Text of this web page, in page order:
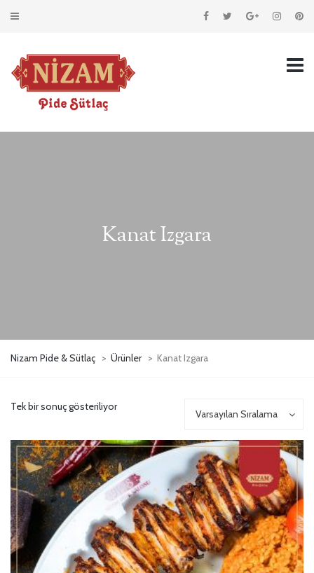
Kanat Izgara
Nizam Pide & Sütlaç > Ürünler > Kanat Izgara
Tek bir sonuç gösteriliyor
Varsayılan Sıralama